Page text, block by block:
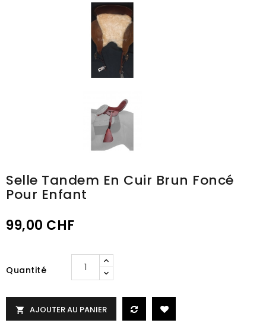
Selle Tandem En Cuir Brun Foncé
Pour Enfant
99,00 CHF
Quantité
 AJOUTER AU PANIER